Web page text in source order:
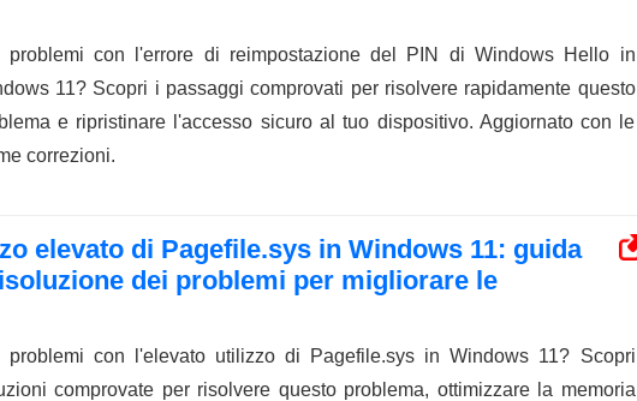
problemi con l'errore di reimpostazione del PIN di Windows Hello in
11? Scopri i passaggi comprovati per risolvere rapidamente questo
e ripristinare l'accesso sicuro al tuo dispositivo. Aggiornato con le
correzioni.
elevato di Pagefile.sys in Windows 11: guida
dei problemi per migliorare le
problemi con l'elevato utilizzo di Pagefile.sys in Windows 11? Scopri
comprovate per risolvere questo problema, ottimizzare la memoria